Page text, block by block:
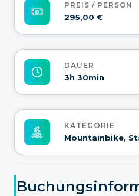
PREIS / PERSON
295,00 €
DAUER
3h 30min
KATEGORIE
Mountainbike,